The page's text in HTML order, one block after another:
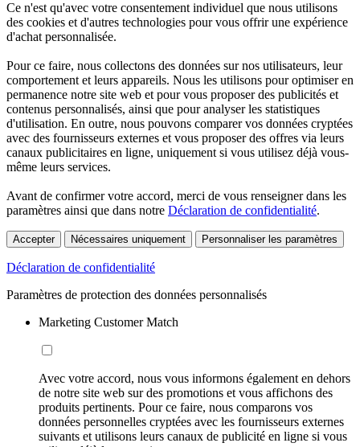
Ce n'est qu'avec votre consentement individuel que nous utilisons
des cookies et d'autres technologies pour vous offrir une expérience
d'achat personnalisée.
Pour ce faire, nous collectons des données sur nos utilisateurs, leur
comportement et leurs appareils. Nous les utilisons pour optimiser en
permanence notre site web et pour vous proposer des publicités et
contenus personnalisés, ainsi que pour analyser les statistiques
d'utilisation. En outre, nous pouvons comparer vos données cryptées
avec des fournisseurs externes et vous proposer des offres via leurs
canaux publicitaires en ligne, uniquement si vous utilisez déjà vous-
même leurs services.
Avant de confirmer votre accord, merci de vous renseigner dans les
paramètres ainsi que dans notre Déclaration de confidentialité.
Accepter Nécessaires uniquement Personnaliser les paramètres
Déclaration de confidentialité
Paramètres de protection des données personnalisés
Marketing Customer Match
Avec votre accord, nous vous informons également en dehors
de notre site web sur des promotions et vous affichons des
produits pertinents. Pour ce faire, nous comparons vos
données personnelles cryptées avec les fournisseurs externes
suivants et utilisons leurs canaux de publicité en ligne si vous